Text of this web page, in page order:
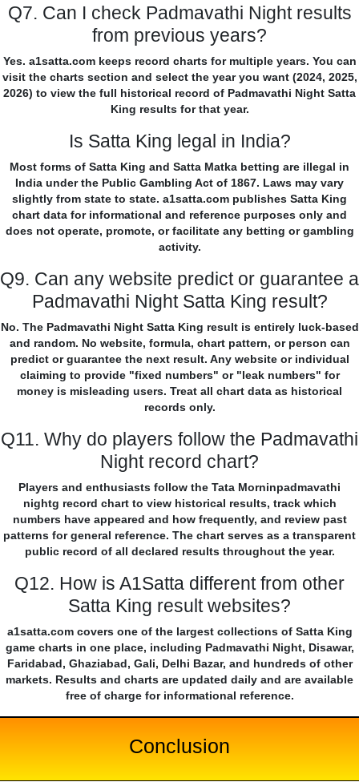
Q7. Can I check Padmavathi Night results
from previous years?
Yes. a1satta.com keeps record charts for multiple years. You can
visit the charts section and select the year you want (2024, 2025,
2026) to view the full historical record of Padmavathi Night Satta
King results for that year.
Is Satta King legal in India?
Most forms of Satta King and Satta Matka betting are illegal in
India under the Public Gambling Act of 1867. Laws may vary
slightly from state to state. a1satta.com publishes Satta King
chart data for informational and reference purposes only and
does not operate, promote, or facilitate any betting or gambling
activity.
Q9. Can any website predict or guarantee a
Padmavathi Night Satta King result?
No. The Padmavathi Night Satta King result is entirely luck-based
and random. No website, formula, chart pattern, or person can
predict or guarantee the next result. Any website or individual
claiming to provide "fixed numbers" or "leak numbers" for
money is misleading users. Treat all chart data as historical
records only.
Q11. Why do players follow the Padmavathi
Night record chart?
Players and enthusiasts follow the Tata Morninpadmavathi
nightg record chart to view historical results, track which
numbers have appeared and how frequently, and review past
patterns for general reference. The chart serves as a transparent
public record of all declared results throughout the year.
Q12. How is A1Satta different from other
Satta King result websites?
a1satta.com covers one of the largest collections of Satta King
game charts in one place, including Padmavathi Night, Disawar,
Faridabad, Ghaziabad, Gali, Delhi Bazar, and hundreds of other
markets. Results and charts are updated daily and are available
free of charge for informational reference.
Conclusion